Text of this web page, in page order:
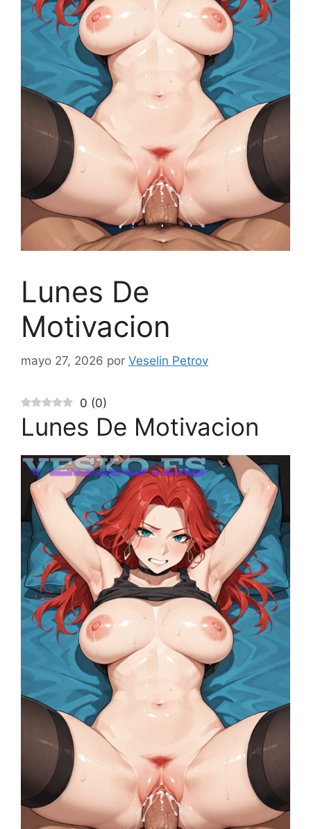
Lunes De
Motivacion
mayo 27, 2026 por Veselin Petrov
0 (0)
Lunes De Motivacion